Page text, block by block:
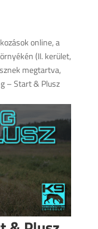
online, a
(II. kerület,
megtartva,
– Start & Plusz